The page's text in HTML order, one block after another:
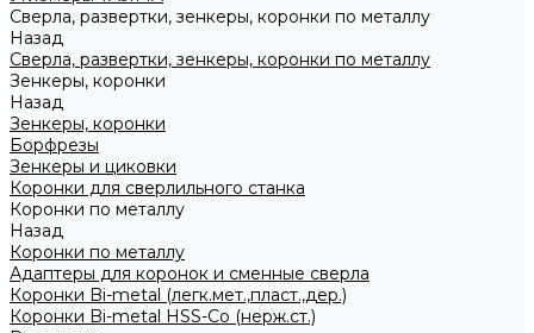
Сверла, развертки, зенкеры, коронки по металлу
Назад
Сверла, развертки, зенкеры, коронки по металлу
Зенкеры, коронки
Назад
Зенкеры, коронки
Борфрезы
Зенкеры и циковки
Коронки для сверлильного станка
Коронки по металлу
Назад
Коронки по металлу
Адаптеры для коронок и сменные сверла
Коронки Bi-metal (легк.мет.,пласт.,дер.)
Коронки Bi-metal HSS-Co (нерж.ст.)